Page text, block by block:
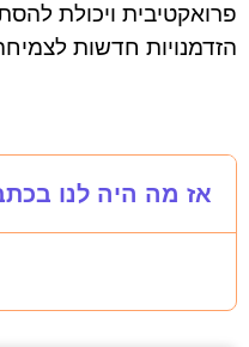
פרואקטיבית ויכולת
הזדמנויות חדשות
אז מה היה לנו